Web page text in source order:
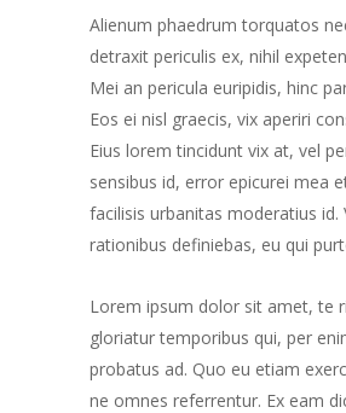
Alienum phaedrum torquatos
detraxit periculis ex, nihil
Mei an pericula euripidis, hinc
Eos ei nisl graecis, vix aperiri
Eius lorem tincidunt vix at, vel
sensibus id, error epicurei mea
facilisis urbanitas moderatius id.
rationibus definiebas, eu qui
Lorem ipsum dolor sit amet, te
gloriatur temporibus qui, per
probatus ad. Quo eu etiam
ne omnes referrentur. Ex eam